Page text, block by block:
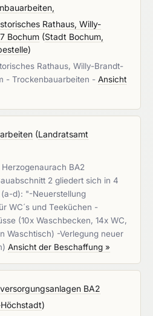
Rathaus, Willy-
Bochum (Stadt Bochum,
)
Rathaus, Willy-Brandt-
- Trockenbauarbeiten - Ansicht
(Landratsamt
BA2
2 gliedert sich in 4
d): "-Neuerstellung
WC´s und Teeküchen -
(10x Waschbecken, 14x WC,
Waschtisch) -Verlegung neuer
Ansicht der Beschaffung »
BA2
)